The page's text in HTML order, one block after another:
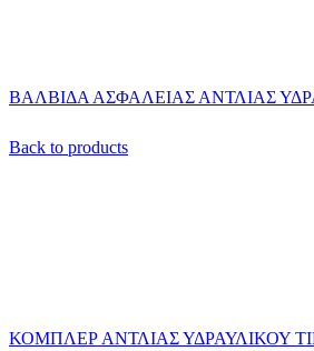
ΒΑΛΒΙΔΑ ΑΣΦΑΛΕΙΑΣ ΑΝΤΛΙΑΣ
Back to products
ΚΟΜΠΛΕΡ ΑΝΤΛΙΑΣ ΥΔΡΑΥΛΙΚΟΥ